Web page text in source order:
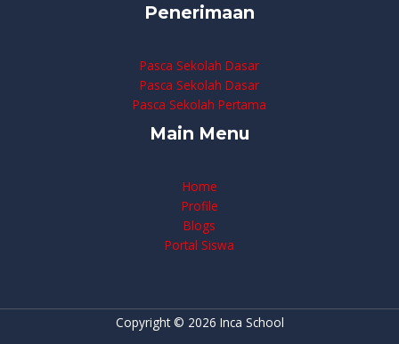
Penerimaan
Pasca Sekolah Dasar
Pasca Sekolah Dasar
Pasca Sekolah Pertama
Main Menu
Home
Profile
Blogs
Portal Siswa
Copyright © 2026 Inca School